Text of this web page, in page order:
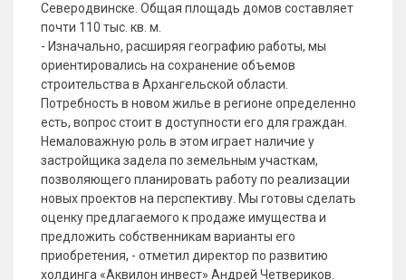
Северодвинске. Общая площадь домов составляет
почти 110 тыс. кв. м.
- Изначально, расширяя географию работы, мы
ориентировались на сохранение объемов
строительства в Архангельской области.
Потребность в новом жилье в регионе определенно
есть, вопрос стоит в доступности его для граждан.
Немаловажную роль в этом играет наличие у
застройщика задела по земельным участкам,
позволяющего планировать работу по реализации
новых проектов на перспективу. Мы готовы сделать
оценку предлагаемого к продаже имущества и
предложить собственникам варианты его
приобретения, - отметил директор по развитию
холдинга «Аквилон инвест» Андрей Четвериков.